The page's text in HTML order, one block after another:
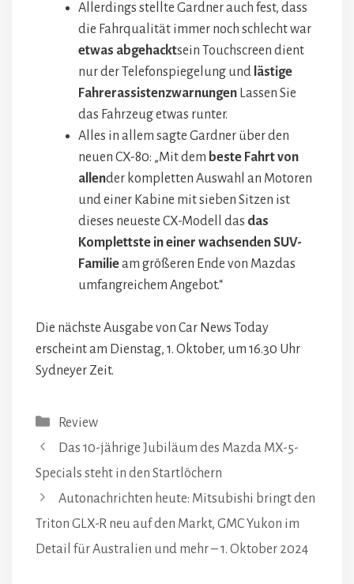
Allerdings stellte Gardner auch fest, dass
die Fahrqualität immer noch schlecht war
etwas abgehacktsein Touchscreen dient
nur der Telefonspiegelung und lästige
Fahrerassistenzwarnungen Lassen Sie
das Fahrzeug etwas runter.
Alles in allem sagte Gardner über den
neuen CX-80: „Mit dem beste Fahrt von
allender kompletten Auswahl an Motoren
und einer Kabine mit sieben Sitzen ist
dieses neueste CX-Modell das das
Komplettste in einer wachsenden SUV-
Familieam größeren Ende von Mazdas
umfangreichem Angebot.“
Die nächste Ausgabe von Car News Today
erscheint am Dienstag, 1. Oktober, um 16.30 Uhr
Sydneyer Zeit.
Kategorien
Review
Das 10-jährige Jubiläum des Mazda MX-5-
Specials steht in den Startlöchern
Autonachrichten heute: Mitsubishi bringt den
Triton GLX-R neu auf den Markt, GMC Yukon im
Detail für Australien und mehr – 1. Oktober 2024